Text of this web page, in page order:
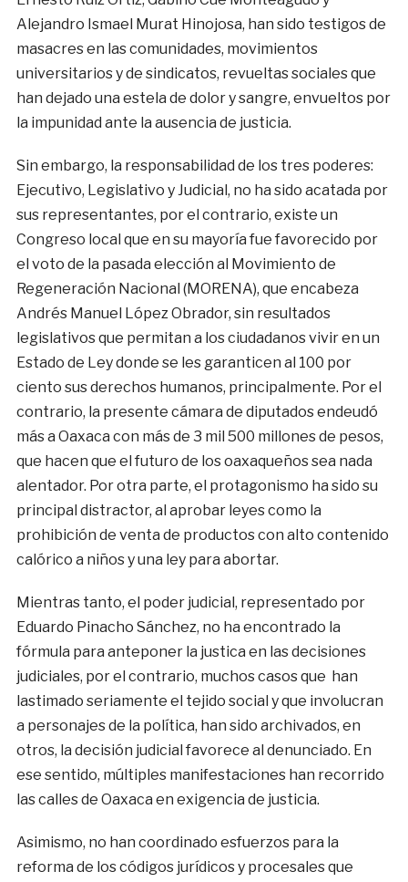
Alejandro Ismael Murat Hinojosa, han sido testigos de
masacres en las comunidades, movimientos
universitarios y de sindicatos, revueltas sociales que
han dejado una estela de dolor y sangre, envueltos por
la impunidad ante la ausencia de justicia.
Sin embargo, la responsabilidad de los tres poderes:
Ejecutivo, Legislativo y Judicial, no ha sido acatada por
sus representantes, por el contrario, existe un
Congreso local que en su mayoría fue favorecido por
el voto de la pasada elección al Movimiento de
Regeneración Nacional (MORENA), que encabeza
Andrés Manuel López Obrador, sin resultados
legislativos que permitan a los ciudadanos vivir en un
Estado de Ley donde se les garanticen al 100 por
ciento sus derechos humanos, principalmente. Por el
contrario, la presente cámara de diputados endeudó
más a Oaxaca con más de 3 mil 500 millones de pesos,
que hacen que el futuro de los oaxaqueños sea nada
alentador. Por otra parte, el protagonismo ha sido su
principal distractor, al aprobar leyes como la
prohibición de venta de productos con alto contenido
calórico a niños y una ley para abortar.
Mientras tanto, el poder judicial, representado por
Eduardo Pinacho Sánchez, no ha encontrado la
fórmula para anteponer la justica en las decisiones
judiciales, por el contrario, muchos casos que han
lastimado seriamente el tejido social y que involucran
a personajes de la política, han sido archivados, en
otros, la decisión judicial favorece al denunciado. En
ese sentido, múltiples manifestaciones han recorrido
las calles de Oaxaca en exigencia de justicia.
Asimismo, no han coordinado esfuerzos para la
reforma de los códigos jurídicos y procesales que